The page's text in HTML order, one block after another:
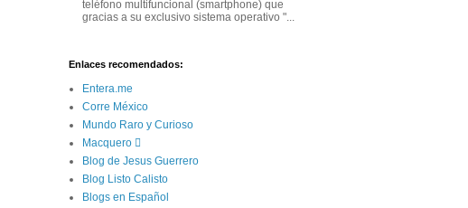
teléfono multifuncional (smartphone) que
gracias a su exclusivo sistema operativo "...
Enlaces recomendados:
Entera.me
Corre México
Mundo Raro y Curioso
Macquero 
Blog de Jesus Guerrero
Blog Listo Calisto
Blogs en Español